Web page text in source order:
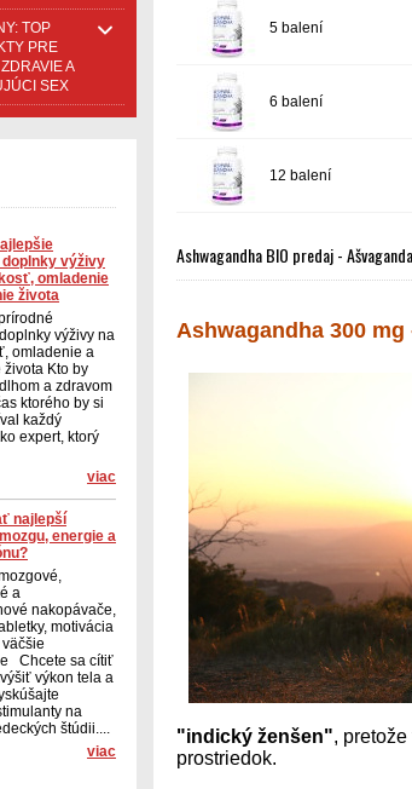
TOP
PRE
A
SEX
doplnky výživy
omladenie
života
výživy na
omladenie a
Kto by
a zdravom
ktorého by si
každý
expert, ktorý
viac
najlepší
energie a
a
nakopávače,
motivácia
Chcete sa cítiť
výkon tela a
na
štúdii....
viac
5 balení
6 balení
12 balení
Ashwagandha BIO predaj -
Ashwagandha 300
"indický ženšen",
prostriedok.